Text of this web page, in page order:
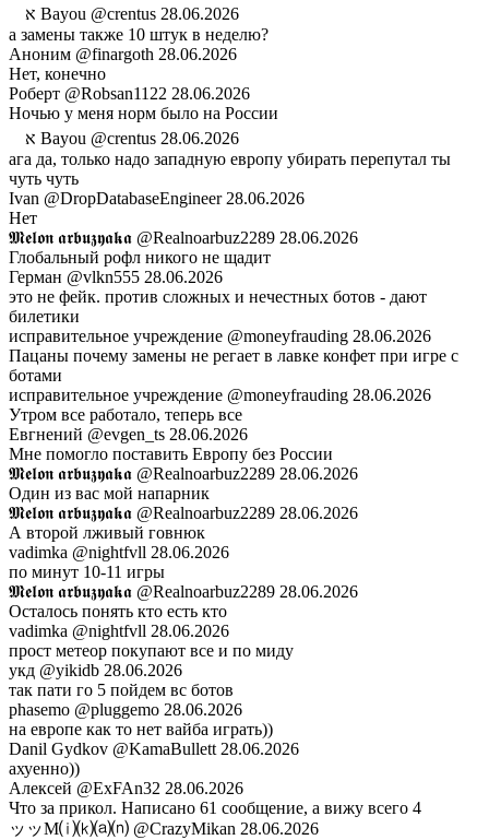
ᅠא Bayou @crentus 28.06.2026
а замены также 10 штук в неделю?
Аноним @finargoth 28.06.2026
Нет, конечно
Роберт @Robsan1122 28.06.2026
Ночью у меня норм было на России
ᅠא Bayou @crentus 28.06.2026
ага да, только надо западную европу убирать перепутал ты
чуть чуть
Ivan @DropDatabaseEngineer 28.06.2026
Нет
𝕸𝖊𝖑𝖔𝖓 𝖆𝖗𝖇𝖚𝖟𝖞𝖆𝖐𝖆 @Realnoarbuz2289 28.06.2026
Глобальный рофл никого не щадит
Герман @vlkn555 28.06.2026
это не фейк. против сложных и нечестных ботов - дают
билетики
исправительное учреждение @moneyfrauding 28.06.2026
Пацаны почему замены не регает в лавке конфет при игре с
ботами
исправительное учреждение @moneyfrauding 28.06.2026
Утром все работало, теперь все
Евгнений @evgen_ts 28.06.2026
Мне помогло поставить Европу без России
𝕸𝖊𝖑𝖔𝖓 𝖆𝖗𝖇𝖚𝖟𝖞𝖆𝖐𝖆 @Realnoarbuz2289 28.06.2026
Один из вас мой напарник
𝕸𝖊𝖑𝖔𝖓 𝖆𝖗𝖇𝖚𝖟𝖞𝖆𝖐𝖆 @Realnoarbuz2289 28.06.2026
А второй лживый говнюк
vadimka @nightfvll 28.06.2026
по минут 10-11 игры
𝕸𝖊𝖑𝖔𝖓 𝖆𝖗𝖇𝖚𝖟𝖞𝖆𝖐𝖆 @Realnoarbuz2289 28.06.2026
Осталось понять кто есть кто
vadimka @nightfvll 28.06.2026
прост метеор покупают все и по миду
укд @yikidb 28.06.2026
так пати го 5 пойдем вс ботов
phasemo @pluggemo 28.06.2026
на европе как то нет вайба играть))
Danil Gydkov @KamaBullett 28.06.2026
ахуенно))
Алексей @ExFAn32 28.06.2026
Что за прикол. Написано 61 сообщение, а вижу всего 4
ッッM⒤⒦⒜⒩ @CrazyMikan 28.06.2026